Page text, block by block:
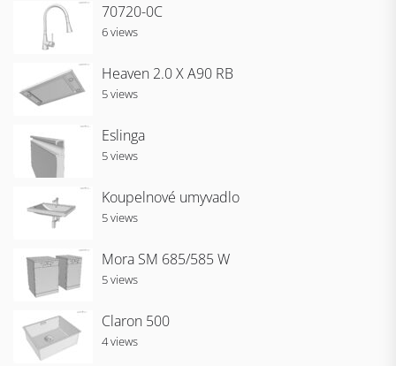
70720-0C
6 views
Heaven 2.0 X A90 RB
5 views
Eslinga
5 views
Koupelnové umyvadlo
5 views
Mora SM 685/585 W
5 views
Claron 500
4 views